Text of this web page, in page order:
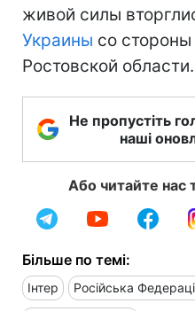
живой силы
Украины со стороны
Ростовской области.
Не пропустіть
наші
Або читайте нас
Більше по темі:
Інтер Російська